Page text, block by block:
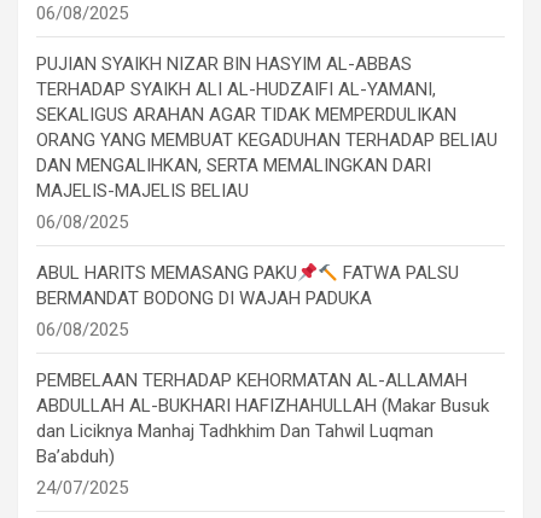
06/08/2025
PUJIAN SYAIKH NIZAR BIN HASYIM AL-ABBAS
TERHADAP SYAIKH ALI AL-HUDZAIFI AL-YAMANI,
SEKALIGUS ARAHAN AGAR TIDAK MEMPERDULIKAN
ORANG YANG MEMBUAT KEGADUHAN TERHADAP BELIAU
DAN MENGALIHKAN, SERTA MEMALINGKAN DARI
MAJELIS-MAJELIS BELIAU
06/08/2025
ABUL HARITS MEMASANG PAKU
FATWA PALSU
BERMANDAT BODONG DI WAJAH PADUKA
06/08/2025
PEMBELAAN TERHADAP KEHORMATAN AL-ALLAMAH
ABDULLAH AL-BUKHARI HAFIZHAHULLAH (Makar Busuk
dan Liciknya Manhaj Tadhkhim Dan Tahwil Luqman
Ba’abduh)
24/07/2025